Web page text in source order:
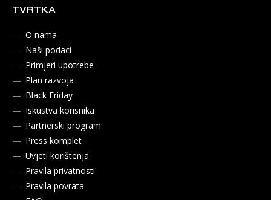
TVRTKA
O nama
Naši podaci
Primjeri upotrebe
Plan razvoja
Black Friday
Iskustva korisnika
Partnerski program
Press komplet
Uvjeti korištenja
Pravila privatnosti
Pravila povrata